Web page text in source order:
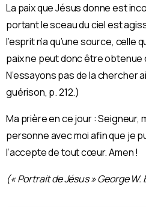
La paix que Jésus donne est
portant le sceau du ciel est
l’esprit n’a qu’une source, celle
paix ne peut donc être obtenue
N’essayons pas de la chercher
guérison, p. 212.)
Ma prière en ce jour : Seigneur,
personne avec moi afin que je
l’accepte de tout cœur. Amen !
(« Portrait de Jésus » George W.